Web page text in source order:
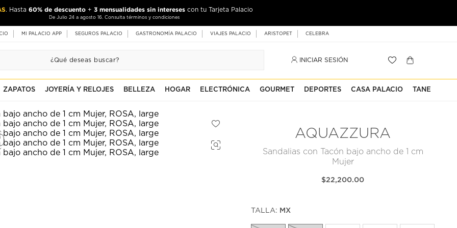
. Hasta 60% de descuento + 3 mensualidades sin intereses con tu Tarjeta Palacio
De Julio 24 a agosto 16. Consulta términos y condiciones
MI PALACIO APP SEGUROS PALACIO GASTRONOMÍA PALACIO VIAJES PALACIO ARISTOPET CELEBRA
INICIAR SESIÓN
ZAPATOS JOYERÍA Y RELOJES BELLEZA HOGAR ELECTRÓNICA GOURMET DEPORTES CASA PALACIO TANE
AQUAZZURA
Sandalias con Tacón bajo ancho de 1 cm
Mujer
$22,200.00
TALLA: MX